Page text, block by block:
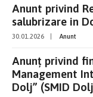
Anunt privind
salubrizare in
30.01.2026 Anunt
Anunț privind
Management
Dolj” (SMID